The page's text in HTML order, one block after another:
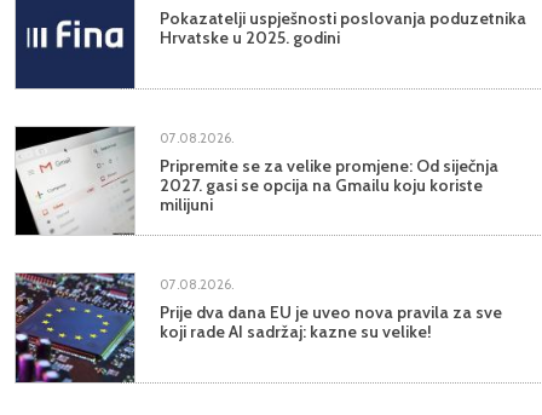
Pokazatelji uspješnosti poslovanja poduzetnika
Hrvatske u 2025. godini
07.08.2026.
Pripremite se za velike promjene: Od siječnja
2027. gasi se opcija na Gmailu koju koriste
milijuni
07.08.2026.
Prije dva dana EU je uveo nova pravila za sve
koji rade AI sadržaj: kazne su velike!